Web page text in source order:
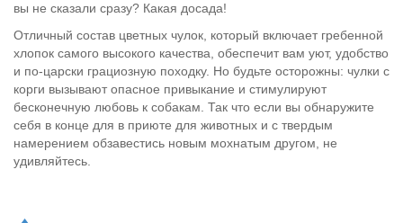
вы не сказали сразу? Какая досада!
Отличный состав цветных чулок, который включает гребенной
хлопок самого высокого качества, обеспечит вам уют, удобство
и по-царски грациозную походку. Но будьте осторожны: чулки с
корги вызывают опасное привыкание и стимулируют
бесконечную любовь к собакам. Так что если вы обнаружите
себя в конце для в приюте для животных и с твердым
намерением обзавестись новым мохнатым другом, не
удивляйтесь.